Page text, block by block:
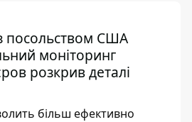
посольством США
моніторинг
розкрив деталі
більш ефективно